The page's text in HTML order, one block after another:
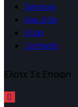
Services
About Us
Shop
Contacts
Ελάτε Σε Επαφή